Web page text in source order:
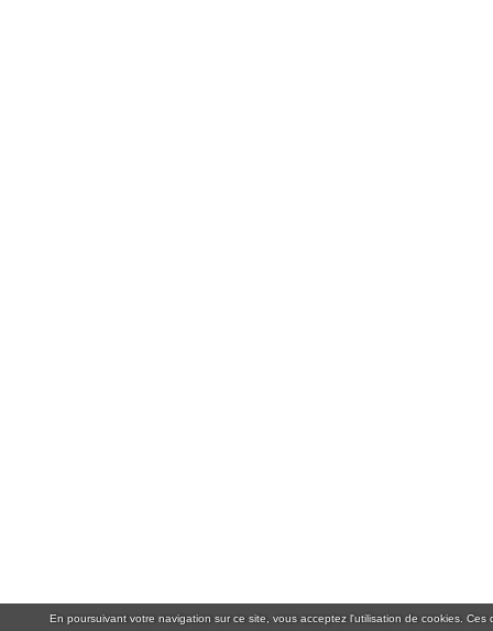
En poursuivant votre navigation sur ce site, vous acceptez l'utilisation de cookies.